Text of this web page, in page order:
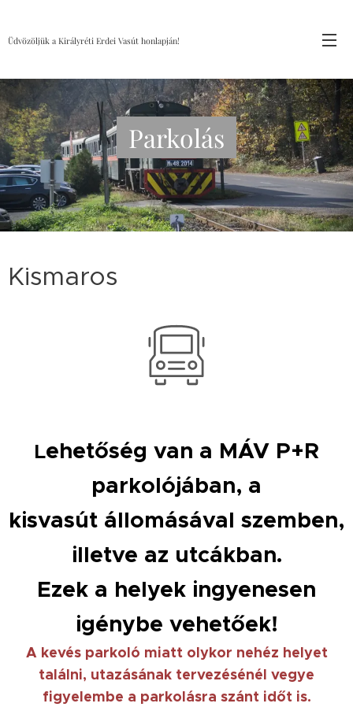
Üdvözöljük a Királyréti Erdei Vasút honlapján!
Parkolás
Kismaros
Lehetőség van a MÁV P+R
parkolójában, a
kisvasút állomásával szemben,
illetve az utcákban.
Ezek a helyek ingyenesen
igénybe vehetőek!
A kevés parkoló miatt olykor nehéz helyet
találni, utazásának tervezésénél vegye
figyelembe a parkolásra szánt időt is.